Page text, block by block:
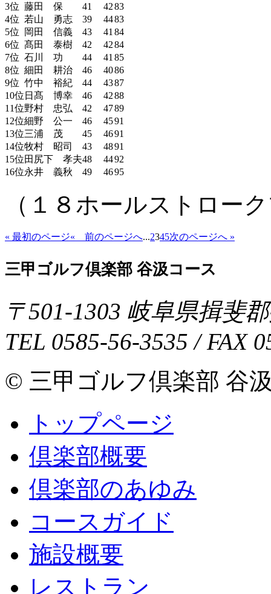
3位 藤田 保 41 4283
4位 若山 勇志 39 4483
5位
岡田 信義 43 41 84
6位 髙田 泰樹 42 4284
7位 石川 功 44 41 85
8位 細田 耕治 46 4086
9位 竹中 裕紀 44 4387
10位 日髙 博幸 46 4288
11位野村 忠弘 42 4789
12位細野 公一 46 4591
13位三浦 茂 45 4691
14位牧村 昭司 43 4891
15位田尻下 孝夫48 4492
16位永井 義秋 49 4695
（１８ホールストロ
« 最初のページ« 前のページへ...2345次のページへ »
三甲ゴルフ倶楽部 谷汲コース
〒501-1303 岐阜県揖斐
TEL 0585-56-3535 / FAX
© 三甲ゴルフ倶楽部 谷
トップページ
倶楽部概要
倶楽部のあゆみ
コースガイド
施設概要
レストラン